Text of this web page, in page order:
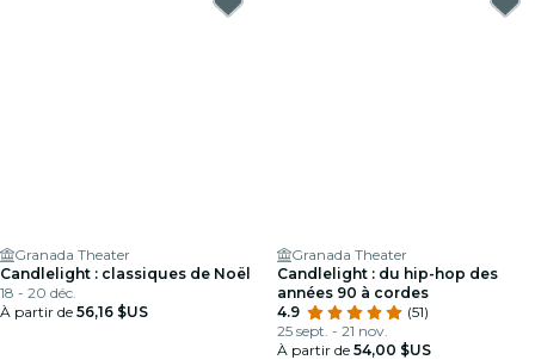
Granada Theater
Candlelight : classiques de Noël
18 - 20 déc.
À partir de 56,16 $US
Granada Theater
Candlelight : du hip-hop des
années 90 à cordes
4.9
(51)
25 sept. - 21 nov.
À partir de 54,00 $US